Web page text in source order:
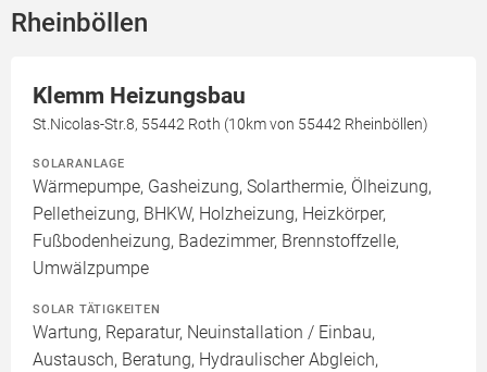
Rheinböllen
Klemm Heizungsbau
St.Nicolas-Str.8, 55442 Roth (10km von 55442 Rheinböllen)
SOLARANLAGE
Wärmepumpe, Gasheizung, Solarthermie, Ölheizung,
Pelletheizung, BHKW, Holzheizung, Heizkörper,
Fußbodenheizung, Badezimmer, Brennstoffzelle,
Umwälzpumpe
SOLAR TÄTIGKEITEN
Wartung, Reparatur, Neuinstallation / Einbau,
Austausch, Beratung, Hydraulischer Abgleich,